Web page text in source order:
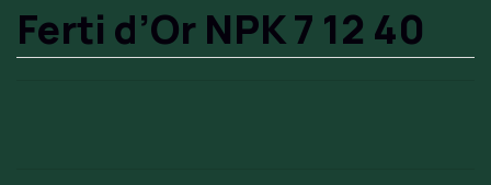
Ferti d’Or NPK 7 12 40